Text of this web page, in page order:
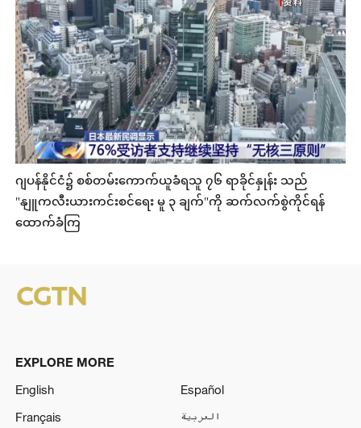
ဂျပန်နိုင်ငံ၌ စစ်တမ်းကောက်ယူခံရသူ ၇၆ ရာခိုင်နှုန်း သည်
"နျူကလီးယားကင်းစင်ရေး မူ ၃ ချက်"ကို ဆက်လက်စွဲကိုင်ရန်
ထောက်ခံကြ
EXPLORE MORE
English
Español
Français
العربية